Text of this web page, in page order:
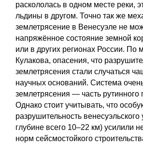
раскололась в одном месте реки,
льдины в другом. Точно так же
землетрясение в Венесуэле не
напряжённое состояние земной
или в других регионах России. По
Кулакова, опасения, что
землетрясения стали случаться
научных оснований. Система
землетрясения — часть рутинного
Однако стоит учитывать, что
разрушительность венесуэльского
глубине всего 10–22 км) усилили
норм сейсмостойкого